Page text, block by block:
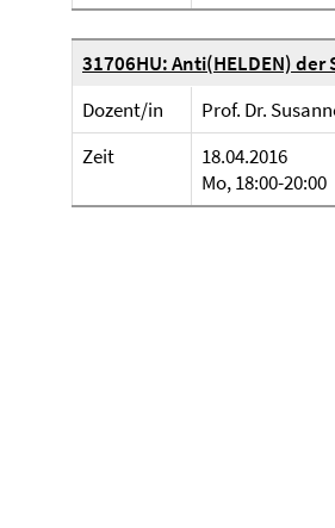
31706HU: Anti(HELDEN)
Dozent/in
Prof. Dr.
Zeit
18.04.2016
Mo, 18:00-20:00